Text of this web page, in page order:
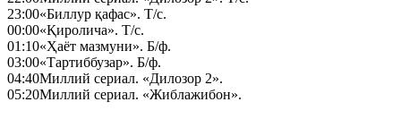
23:00«Биллур қафас». Т/с.
00:00«Қиролича». Т/с.
01:10«Ҳаёт мазмуни». Б/ф.
03:00«Тартиббузар». Б/ф.
04:40Миллий сериал. «Дилозор 2».
05:20Миллий сериал. «Жиблажибон».